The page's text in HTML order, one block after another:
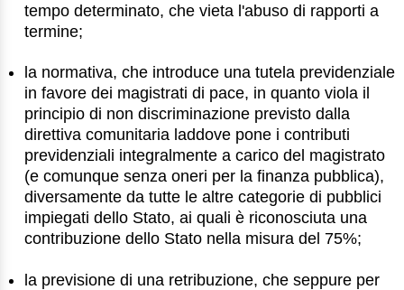
tempo determinato, che vieta l'abuso di rapporti a
termine;
la normativa, che introduce una tutela previdenziale
in favore dei magistrati di pace, in quanto viola il
principio di non discriminazione previsto dalla
direttiva comunitaria laddove pone i contributi
previdenziali integralmente a carico del magistrato
(e comunque senza oneri per la finanza pubblica),
diversamente da tutte le altre categorie di pubblici
impiegati dello Stato, ai quali è riconosciuta una
contribuzione dello Stato nella misura del 75%;
la previsione di una retribuzione, che seppure per